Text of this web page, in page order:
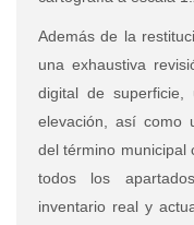
Además de la
una exhaustiva
digital de
elevación, así como
del término municipal
todos los
inventario real y